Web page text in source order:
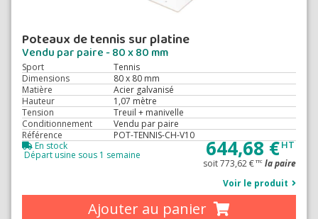
Poteaux de tennis sur platine
Vendu par paire - 80 x 80 mm
Sport
Tennis
Dimensions
80 x 80 mm
Matière
Acier galvanisé
Hauteur
1,07 mètre
Tension
Treuil + manivelle
Conditionnement
Vendu par paire
Référence
POT-TENNIS-CH-V10
644,68 €HT
soit 773,62 € TTC la paire
En stock
Départ usine sous 1 semaine
Voir le produit
Ajouter au panier